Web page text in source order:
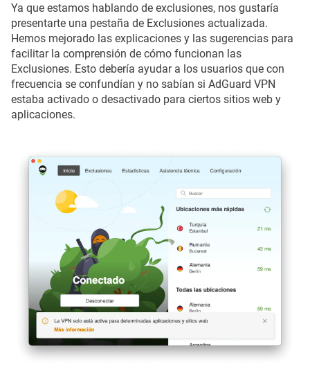
Ya que estamos hablando de exclusiones, nos gustaría
presentarte una pestaña de Exclusiones actualizada.
Hemos mejorado las explicaciones y las sugerencias para
facilitar la comprensión de cómo funcionan las
Exclusiones. Esto debería ayudar a los usuarios que con
frecuencia se confundían y no sabían si AdGuard VPN
estaba activado o desactivado para ciertos sitios web y
aplicaciones.